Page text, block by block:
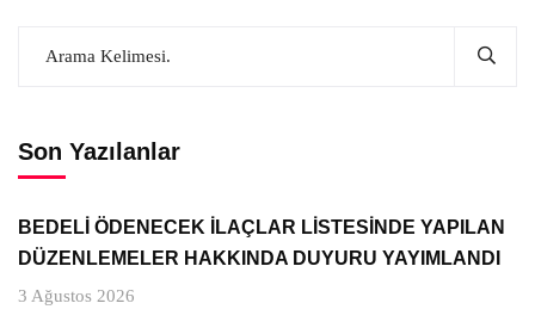
Son Yazılanlar
BEDELİ ÖDENECEK İLAÇLAR LİSTESİNDE YAPILAN
DÜZENLEMELER HAKKINDA DUYURU YAYIMLANDI
3 Ağustos 2026